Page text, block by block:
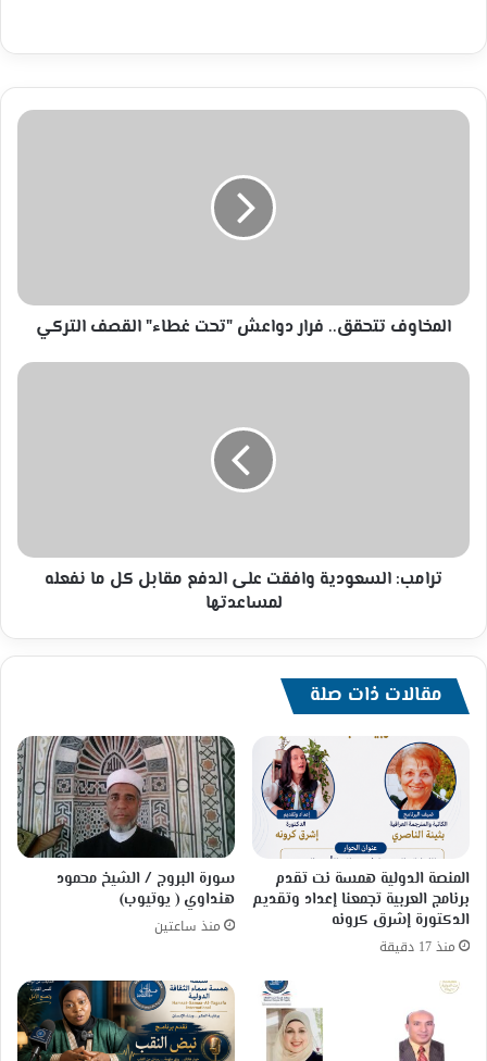
المخاوف
المخاوف تتحقق.. فرار دواعش "تحت غطاء" القصف التركي
ترامب:
نفعله
لمساعدتها
ترامب: السعودية وافقت على الدفع مقابل كل ما نفعله
لمساعدتها
مقالات ذات صلة
المنصة الدولية همسة نت تقدم
برنامج العربية تجمعنا إعداد وتقديم
الدكتورة إشرق كرونه
منذ 17 دقيقة
سورة البروج / الشيخ محمود
هنداوي ( يوتيوب)
منذ ساعتين